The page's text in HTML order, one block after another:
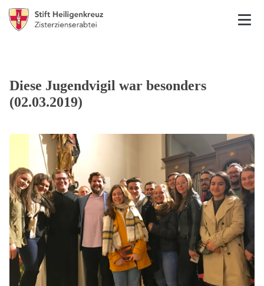
Diese Jugendvigil war besonders
(02.03.2019)